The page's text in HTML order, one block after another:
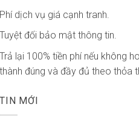
Phí dịch vụ giá cạnh tranh.
Tuyệt đối bảo mật thông tin.
Trả lại 100% tiền phí nếu không
thành đúng và đầy đủ theo thỏa
TIN MỚI